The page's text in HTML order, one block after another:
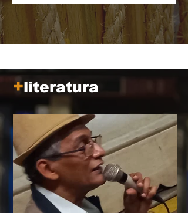
devastadora no que sugere. Um filme
que, quanto mais distante fica no
tempo, mais próximo parece de nós.
+literatura